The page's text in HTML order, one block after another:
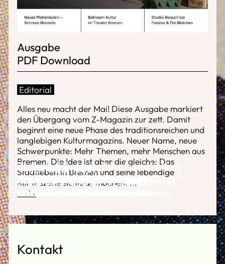
Ausgabe
PDF Download
Editorial
Alles neu macht der Mai! Diese Ausgabe markiert
den Übergang vom Z-Magazin zur zett. Damit
beginnt eine neue Phase des traditionsreichen und
langlebigen Kulturmagazins. Neuer Name, neue
Schwerpunkte: Mehr Themen, mehr Menschen aus
Bremen. Die Idee ist aber die gleiche: Das
Stadtleben in Bremen und seine lebendige
Kulturszene sichtbar machen. ...
Mehr
Zu links für den
Buchhandlungspreis?
Interview mit Historiker Volker Weiß
Kochen und Gemeinschaft
Das seitling
Die geraubten Möbel
Mit dem Fahrrad auf Spurensuche
Here, you are celebrated
Ballroom-Kultur im Theater Bremen
"Alle haben Lust"
Neuaufstellung bei der Shakespeare
Company
Die GEDOK
100 Jahre Künstlerinnenverband Bremen
Zwischen jungen Bands und alten
Teppichen
Studiobesuch bei Paloma & The Matches
Er hat ein neues Aquarium
Die Bremer Band TURBO
"Es war ein Stück innere Heilung"
Interview mit der Band ENGIN
Kontakt